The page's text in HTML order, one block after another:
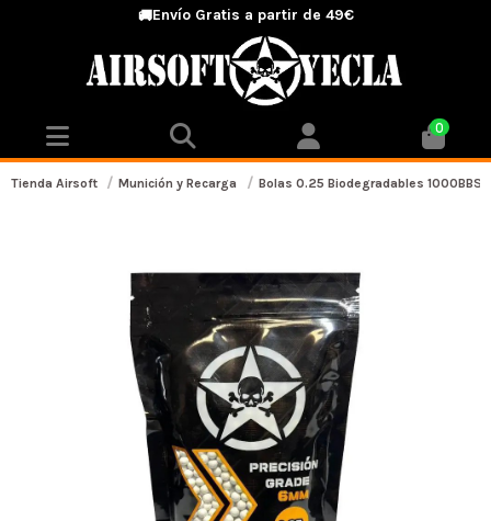
🚚Envío Gratis a partir de 49€
0
Tienda Airsoft Munición y Recarga Bolas 0.25 Biodegradables 1000BBS